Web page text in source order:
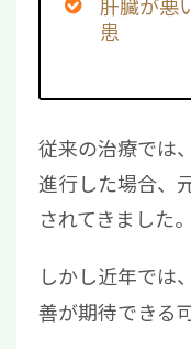
患
従来の治療では
進行した場合、
されてきました。
しかし近年では、
善が期待できる